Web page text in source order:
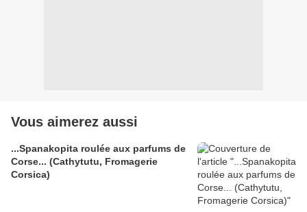
Vous aimerez aussi
...Spanakopita roulée aux parfums de
Corse... (Cathytutu, Fromagerie
Corsica)